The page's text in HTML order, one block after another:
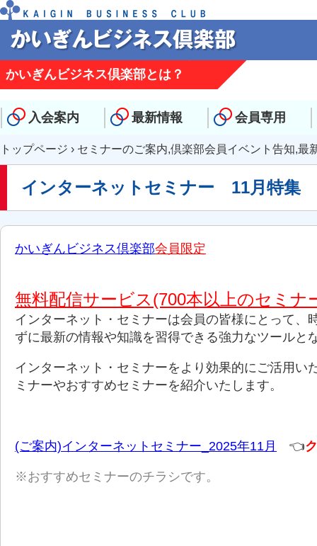
かいぎんビジネス倶楽部とは？
入会案内 最新情報 会員専用
トップページ › セミナーのご案内,倶楽部会員イベント告知,最
インターネットセミナー 11月特集
かいぎんビジネス倶楽部会員限定
無料配信サービス(700本以上のセミナ
インターネット・セミナーは会員の皆様にとって、
ずに最新の情報や知識を習得できる強力なツールと
インターネット・セミナーをより効果的にご活用い
ミナーやおすすめセミナーを紹介いたします。
(ご案内)インターネットセミナー_2025年11月 👈
※おすすめセミナーのチラシです。